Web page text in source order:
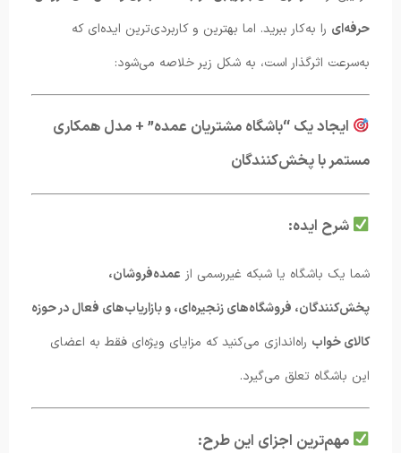
حرفه‌ای را به‌کار ببرید. اما بهترین و کاربردی‌ترین ایده‌ای که
به‌سرعت اثرگذار است، به شکل زیر خلاصه می‌شود:
ایجاد یک “باشگاه مشتریان عمده” + مدل همکاری
مستمر با پخش‌کنندگان
شرح ایده:
شما یک باشگاه یا شبکه غیررسمی از عمده‌فروشان،
پخش‌کنندگان، فروشگاه‌های زنجیره‌ای، و بازاریاب‌های فعال در حوزه
کالای خواب راه‌اندازی می‌کنید که مزایای ویژه‌ای فقط به اعضای
این باشگاه تعلق می‌گیرد.
مهم‌ترین اجزای این طرح: